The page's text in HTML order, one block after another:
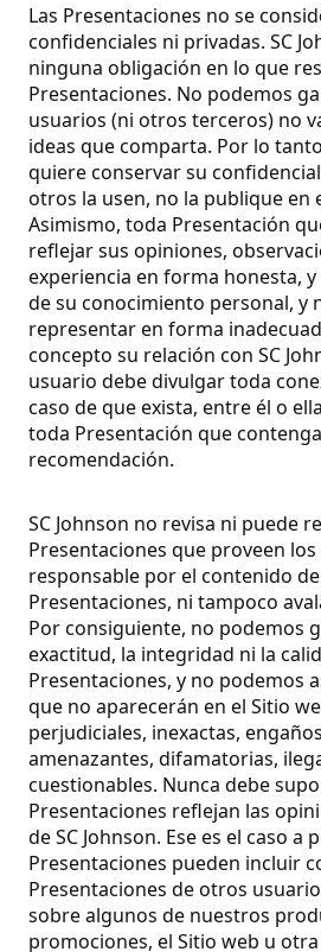
Las Presentaciones no se
confidenciales ni privadas. SC
ninguna obligación en lo que
Presentaciones. No podemos
usuarios (ni otros terceros) no
ideas que comparta. Por lo
quiere conservar su
otros la usen, no la publique en
Asimismo, toda Presentación
reflejar sus opiniones,
experiencia en forma honesta,
de su conocimiento personal, y
representar en forma
concepto su relación con SC
usuario debe divulgar toda
caso de que exista, entre él o
toda Presentación que
recomendación.
SC Johnson no revisa ni puede
Presentaciones que proveen
responsable por el contenido
Presentaciones, ni tampoco
Por consiguiente, no podemos
exactitud, la integridad ni la
Presentaciones, y no podemos
que no aparecerán en el Sitio
perjudiciales, inexactas,
amenazantes, difamatorias,
cuestionables. Nunca debe
Presentaciones reflejan las
de SC Johnson. Ese es el caso a
Presentaciones pueden incluir
Presentaciones de otros
sobre algunos de nuestros
promociones, el Sitio web u